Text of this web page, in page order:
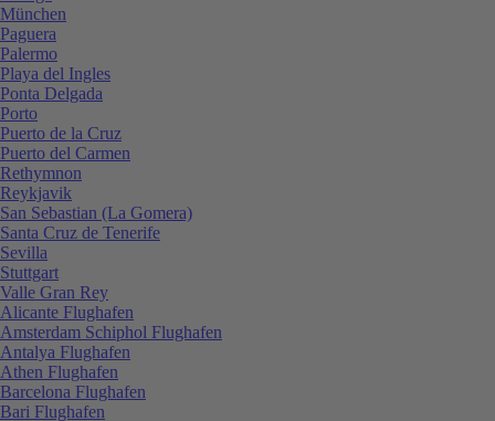
München
Paguera
Palermo
Playa del Ingles
Ponta Delgada
Porto
Puerto de la Cruz
Puerto del Carmen
Rethymnon
Reykjavik
San Sebastian (La Gomera)
Santa Cruz de Tenerife
Sevilla
Stuttgart
Valle Gran Rey
Alicante Flughafen
Amsterdam Schiphol Flughafen
Antalya Flughafen
Athen Flughafen
Barcelona Flughafen
Bari Flughafen